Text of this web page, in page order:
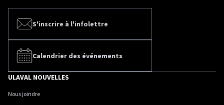
S'inscrire à l'infolettre
Calendrier des événements
ULAVAL NOUVELLES
Nous joindre